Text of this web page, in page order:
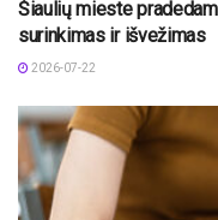
Šiaulių mieste
surinkimas ir išvežimas
2026-07-22